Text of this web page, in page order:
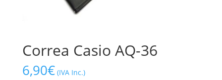
Correa Casio AQ-36
6,90€ (IVA Inc.)